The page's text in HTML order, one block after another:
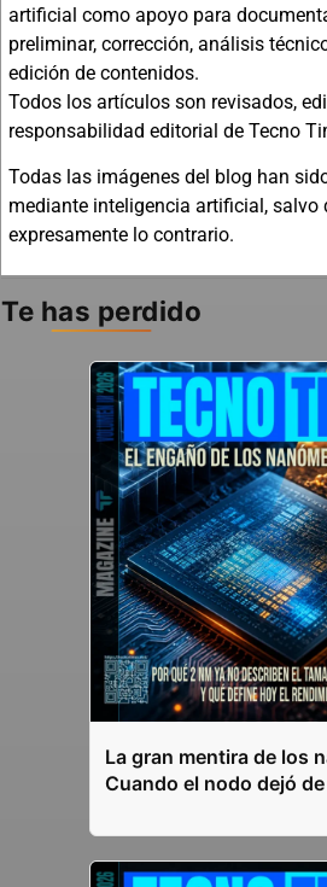
artificial como apoyo para
preliminar, corrección, análisis
edición de contenidos.
Todos los artículos son revisados,
responsabilidad editorial de Tecno
Todas las imágenes del blog han
mediante inteligencia artificial, salvo
expresamente lo contrario.
Te has perdido
La gran mentira de los
Cuando el nodo dejó